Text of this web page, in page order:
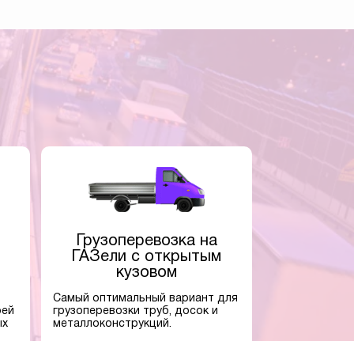
Грузоперевозка на
ГАЗели с открытым
кузовом
Самый оптимальный вариант для
грузоперевозки труб, досок и
металлоконструкций.